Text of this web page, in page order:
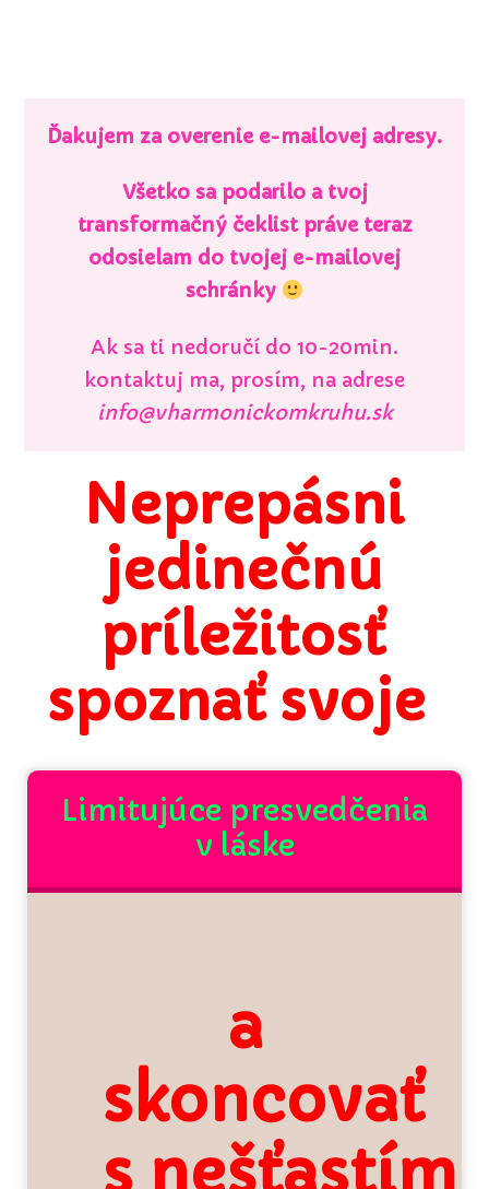
Ďakujem za overenie e-mailovej adresy.
Všetko sa podarilo a tvoj
transformačný čeklist práve teraz
odosielam do tvojej e-mailovej
schránky
Ak sa ti nedoručí do 10-20min.
kontaktuj ma, prosím, na adrese
info@vharmonickomkruhu.sk
Neprepásni
jedinečnú
príležitosť
spoznať svoje
Limitujúce presvedčenia
v láske
a
skoncovať